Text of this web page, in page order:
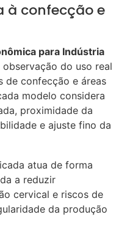
à confecção e
para Indústria
do uso real
de confecção e áreas
modelo considera
proximidade da
e ajuste fino da
atua de forma
a reduzir
cervical e riscos de
da produção